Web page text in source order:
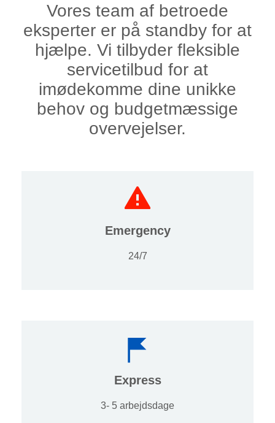
Vores team af betroede
eksperter er på standby for at
hjælpe. Vi tilbyder fleksible
servicetilbud for at
imødekomme dine unikke
behov og budgetmæssige
overvejelser.
Emergency
24/7
Express
3- 5 arbejdsdage